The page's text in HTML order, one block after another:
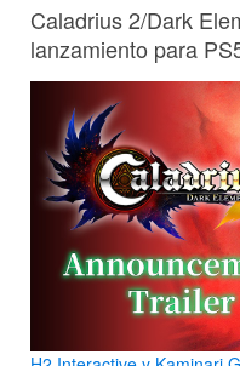
Caladrius 2/Dark
lanzamiento para